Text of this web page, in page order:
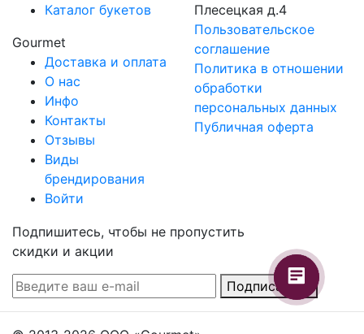
Каталог букетов
Gourmet
Доставка и оплата
О нас
Инфо
Контакты
Отзывы
Виды
брендирования
Войти
Плесецкая д.4
Пользовательское
cоглашение
Политика в отношении
обработки
персональных данных
Публичная оферта
Подпишитесь, чтобы не пропустить
скидки и акции
Подписаться